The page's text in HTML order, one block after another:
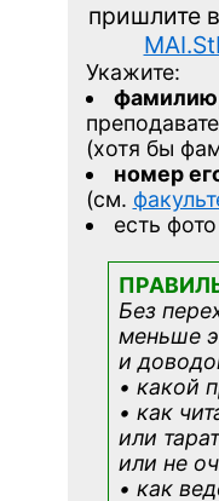
пришлите
Укажите:
(хотя бы
номер
(см.
есть
Без
меньше
и
• какой
• как
или
или не
• как